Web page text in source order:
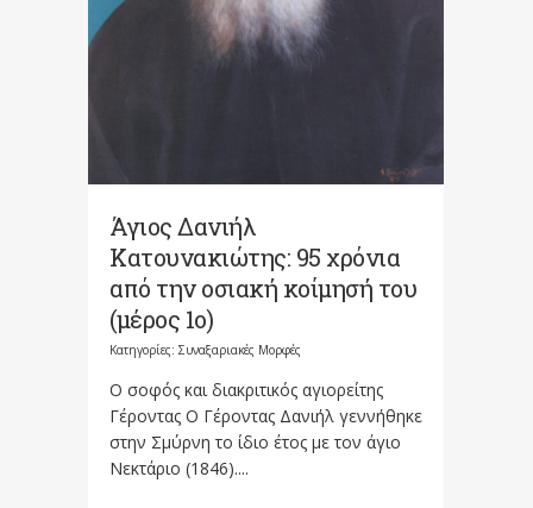
Άγιος Δανιήλ
Κατουνακιώτης: 95 χρόνια
από την οσιακή κοίμησή του
(μέρος 1ο)
Κατηγορίες: Συναξαριακές Μορφές
Ο σοφός και διακριτικός αγιορείτης
Γέροντας Ο Γέροντας Δανιήλ γεννήθηκε
στην Σμύρνη το ίδιο έτος με τον άγιο
Νεκτάριο (1846)....